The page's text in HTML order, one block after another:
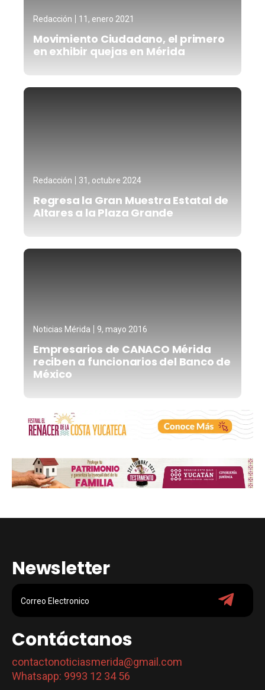
Redacción 11, enero 2021
Movimiento Ciudadano, el primero
en exhibir quejas en Mérida
Redacción 31, octubre 2024
Regresa la Gran Muestra Estatal de
Altares a la Plaza Grande
Noticias Mérida 9, mayo 2016
Empresarios de CANACO Mérida
reciben a funcionarios del Banco de
México
Newsletter
Contáctanos
contactonoticiasmerida@gmail.com
Whatsapp: 9993 12 34 56